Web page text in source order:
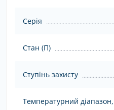
Серія
Стан (П)
Ступінь захисту
Температурний діапазон,